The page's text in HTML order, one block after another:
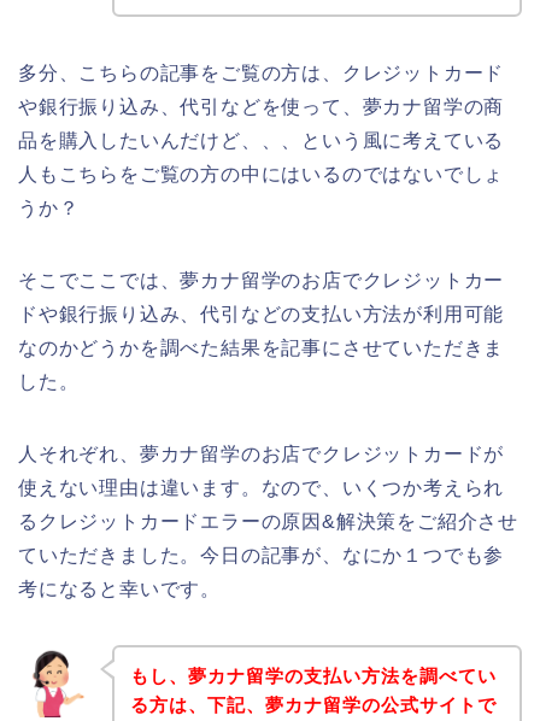
多分、こちらの記事をご覧の方は、クレジットカード
や銀行振り込み、代引などを使って、夢カナ留学の商
品を購入したいんだけど、、、という風に考えている
人もこちらをご覧の方の中にはいるのではないでしょ
うか？
そこでここでは、夢カナ留学のお店でクレジットカー
ドや銀行振り込み、代引などの支払い方法が利用可能
なのかどうかを調べた結果を記事にさせていただきま
した。
人それぞれ、夢カナ留学のお店でクレジットカードが
使えない理由は違います。なので、いくつか考えられ
るクレジットカードエラーの原因&解決策をご紹介させ
ていただきました。今日の記事が、なにか１つでも参
考になると幸いです。
もし、夢カナ留学の支払い方法を調べてい
る方は、下記、夢カナ留学の公式サイトで